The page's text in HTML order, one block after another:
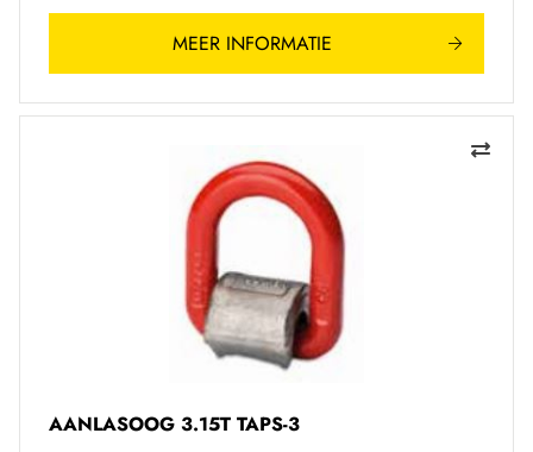
MEER INFORMATIE
AANLASOOG 3.15T TAPS-3